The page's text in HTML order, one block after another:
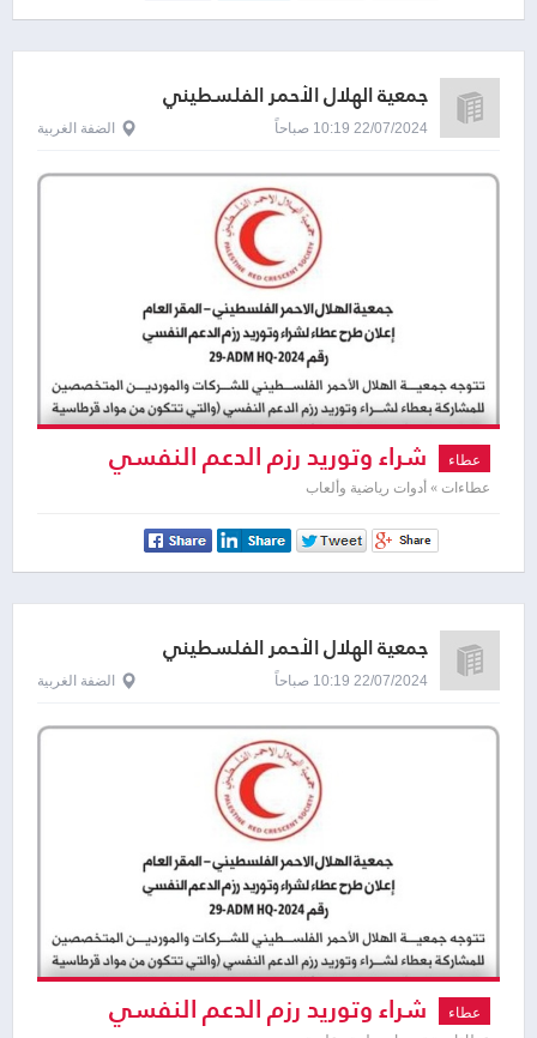
جمعية الهلال الأحمر الفلسطيني
22/07/2024 10:19 صباحاً الضفة الغربية
عطاء شراء وتوريد رزم الدعم النفسي
والتي تتكون من مواد قرطاسية والعاب
توضع في حقيبة رياضية
عطاءات » أدوات رياضية وألعاب
جمعية الهلال الأحمر الفلسطيني
22/07/2024 10:19 صباحاً الضفة الغربية
عطاء شراء وتوريد رزم الدعم النفسي